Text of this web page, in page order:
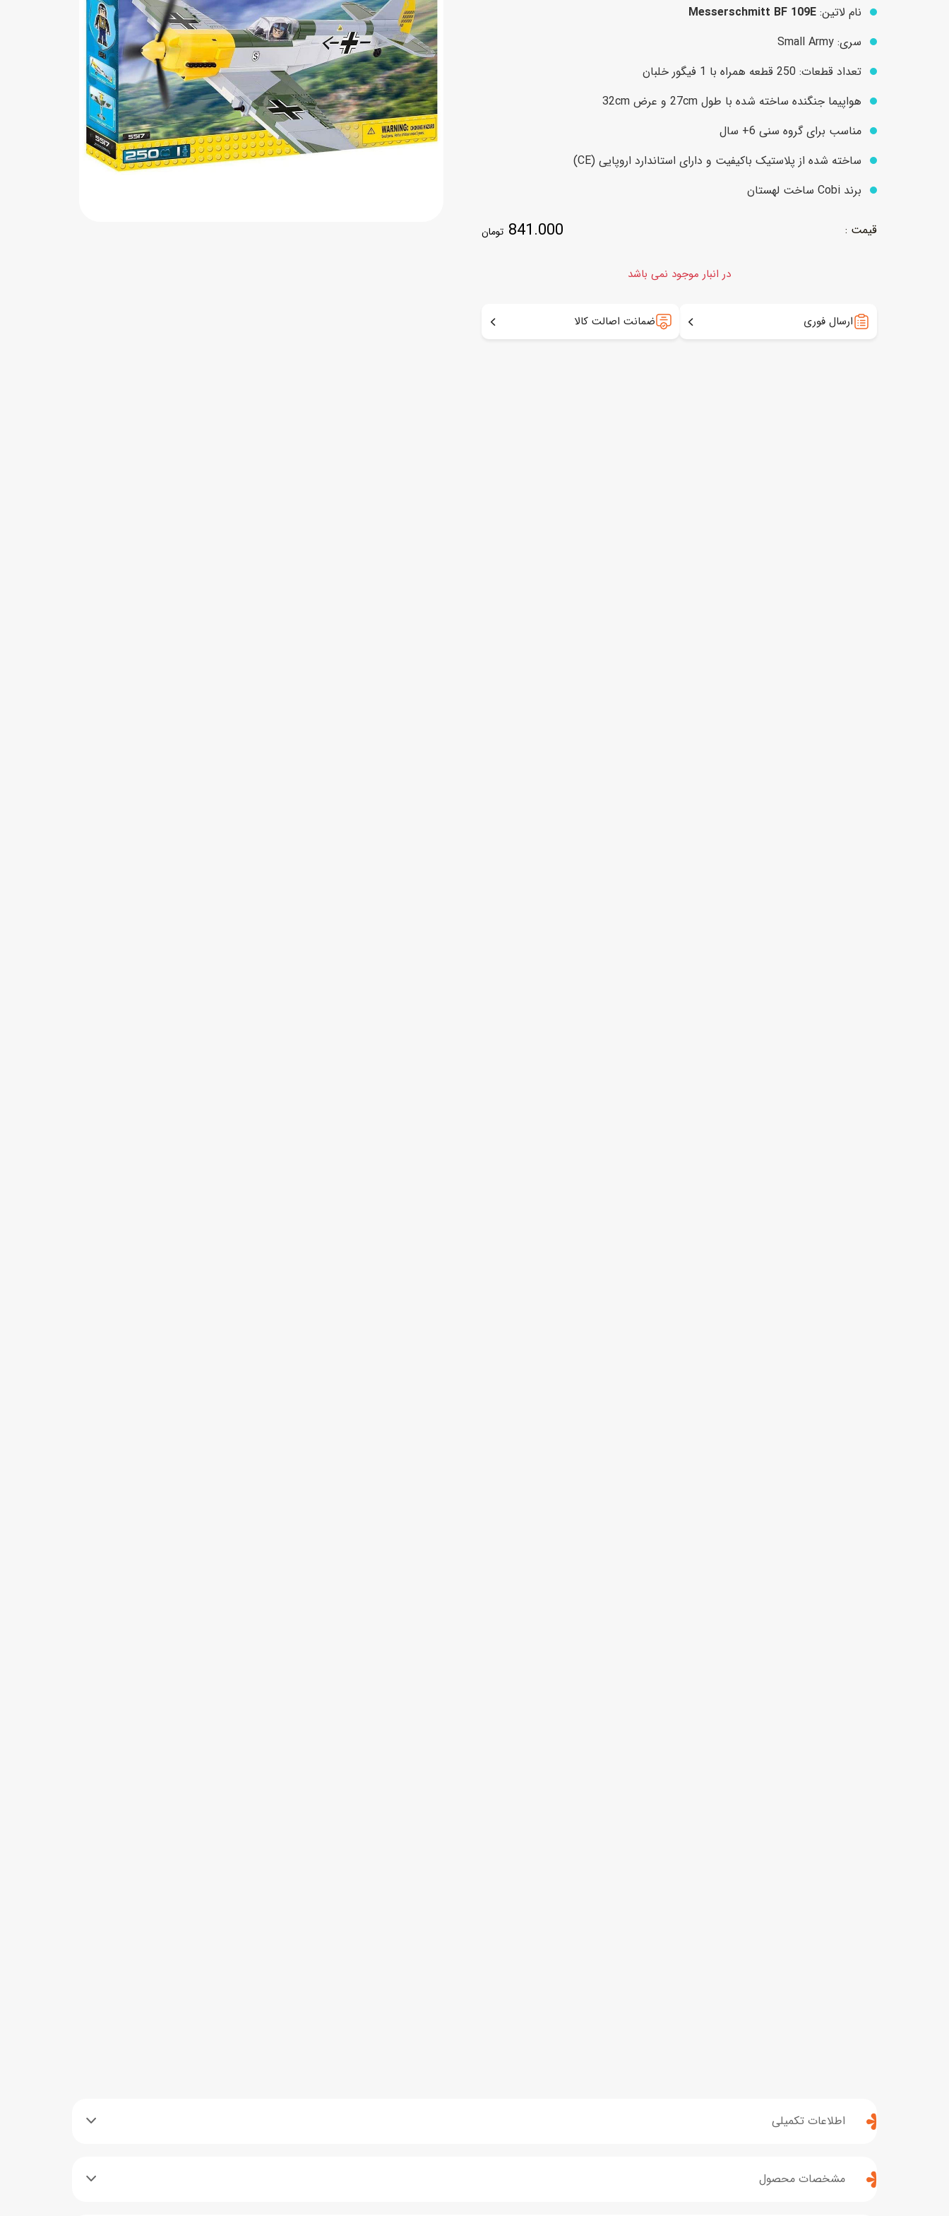
عروسک
خانه و لوازم عروسک
عروسک پولیشی
عروسک مینیاتوری
لوازم گریم و آرایش کودک
حیوانات مینیاتوری
لباس و ماسک
کتاب
کیف و کوله پشتی
چمدان کودک
قمقمه و ظرف غذا
جامدادی
اسباب‌بازی چوبی
سورپرایزی‌ها
ست‌های بازی
لوازم موسیقی
نام لاتین: Messerschmitt BF 109E
سری: Small Army
تعداد قطعات: 250 قطعه همراه با 1 فیگور خلبان
هواپیما جنگنده ساخته شده با طول 27cm و عرض 32cm
مناسب برای گروه سنی 6+ سال
ساخته شده از پلاستیک باکیفیت و دارای استاندارد اروپایی (CE)
برند Cobi ساخت لهستان
841.000 تومان
در انبار موجود نمی باشد
ارسال فوری ضمانت اصالت کالا
اطلاعات تکمیلی
مشخصات محصول